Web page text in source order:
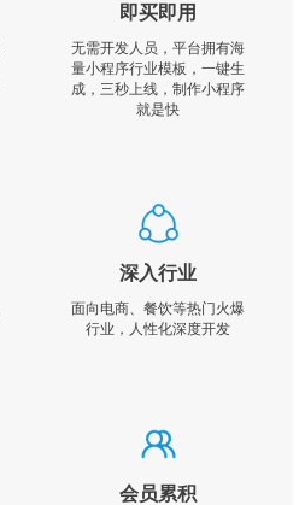
即买即用
无需开发人员，平台拥有海
量小程序行业模板，一键生
成，三秒上线，制作小程序
就是快
深入行业
面向电商、餐饮等热门火爆
行业，人性化深度开发
会员累积